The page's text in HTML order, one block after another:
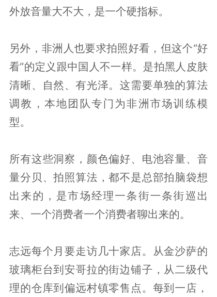
外放音量大不大，是一个硬指标。
另外，非洲人也要求拍照好看，但这个“好
看”的定义跟中国人不一样。是拍黑人皮肤
清晰、自然、有光泽。这需要单独的算法
调教，本地团队专门为非洲市场训练模
型。
所有这些洞察，颜色偏好、电池容量、音
量分贝、拍照算法，都不是总部拍脑袋想
出来的，是市场经理一条街一条街巡出
来、一个消费者一个消费者聊出来的。
志远每个月要走访几十家店。从金沙萨的
玻璃柜台到安哥拉的街边铺子，从二级代
理的仓库到偏远村镇零售点。每到一店，